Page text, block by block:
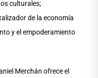
culturales;
de la economía
y el empoderamiento
Merchán ofrece el